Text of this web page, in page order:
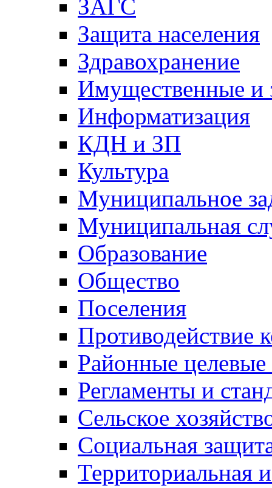
ЗАГС
Защита населения
Здравохранение
Имущественные и
Информатизация
КДН и ЗП
Культура
Муниципальное
Муниципальная
Образование
Общество
Поселения
Противодействие
Районные
Регламенты и
Сельское
Социальная
Территориальная